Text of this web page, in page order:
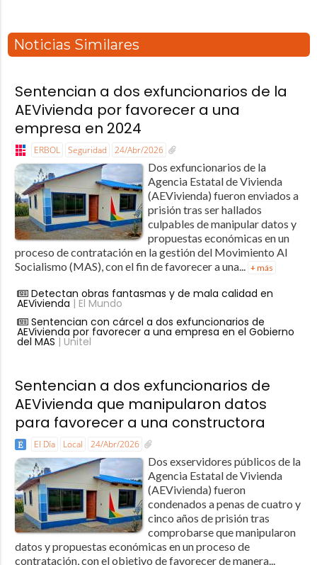
Noticias Similares
Sentencian a dos exfuncionarios de la
AEVivienda por favorecer a una
empresa en 2024
ERBOL Seguridad 24/Abr/2026
Dos exfuncionarios de la
Agencia Estatal de Vivienda
(AEVivienda) fueron enviados a
prisión tras ser hallados
culpables de manipular datos y
propuestas económicas en un
proceso de contratación en la gestión del Movimiento Al
Socialismo (MAS), con el fin de favorecer a una... + más
Detectan obras fantasmas y de mala calidad en
AEVivienda | El Mundo
Sentencian con cárcel a dos exfuncionarios de
AEVivienda por favorecer a una empresa en el Gobierno
del MAS | Unitel
Sentencian a dos exfuncionarios de
AEVivienda que manipularon datos
para favorecer a una constructora
El Día Local 24/Abr/2026
Dos exservidores públicos de la
Agencia Estatal de Vivienda
(AEVivienda) fueron
condenados a penas de cuatro y
cinco años de prisión tras
comprobarse que manipularon
datos y propuestas económicas en un proceso de
contratación, con el objetivo de favorecer de manera...